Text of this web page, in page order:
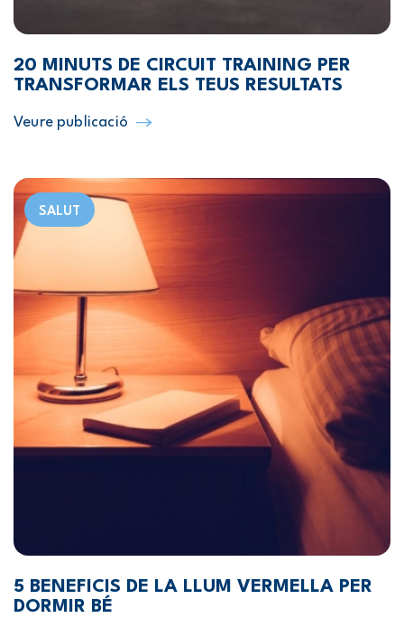
20 MINUTS DE CIRCUIT TRAINING PER
TRANSFORMAR ELS TEUS RESULTATS
Veure publicació
SALUT
5 BENEFICIS DE LA LLUM VERMELLA PER
DORMIR BÉ